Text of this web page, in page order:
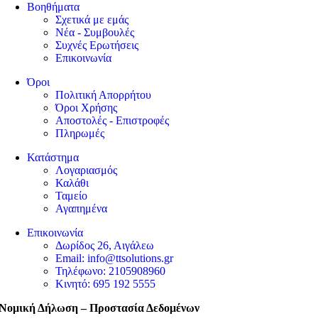
Βοηθήματα
Σχετικά με εμάς
Νέα - Συμβουλές
Συχνές Ερωτήσεις
Επικοινωνία
Όροι
Πολιτική Απορρήτου
Όροι Χρήσης
Αποστολές - Επιστροφές
Πληρωμές
Κατάστημα
Λογαριασμός
Καλάθι
Ταμείο
Αγαπημένα
Επικοινωνία
Δωρίδος 26, Αιγάλεω
Email: info@ttsolutions.gr
Τηλέφωνο: 2105908960
Κινητό: 695 192 5555
Δήλωση – Προστασία Δεδομένων